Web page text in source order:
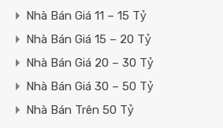
Nhà Bán Giá 11 – 15 Tỷ
Nhà Bán Giá 15 – 20 Tỷ
Nhà Bán Giá 20 – 30 Tỷ
Nhà Bán Giá 30 – 50 Tỷ
Nhà Bán Trên 50 Tỷ